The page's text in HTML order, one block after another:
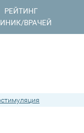
РЕЙТИНГ
ВРАЧЕЙ